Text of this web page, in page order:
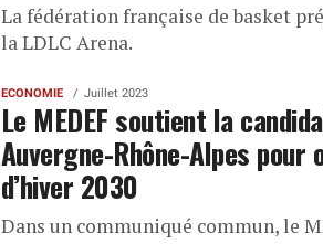
La fédération française de basket
la LDLC Arena.
ECONOMIE Juillet 2023
Le MEDEF soutient la
Auvergne-Rhône-Alpes pour
d’hiver 2030
Dans un communiqué commun, le